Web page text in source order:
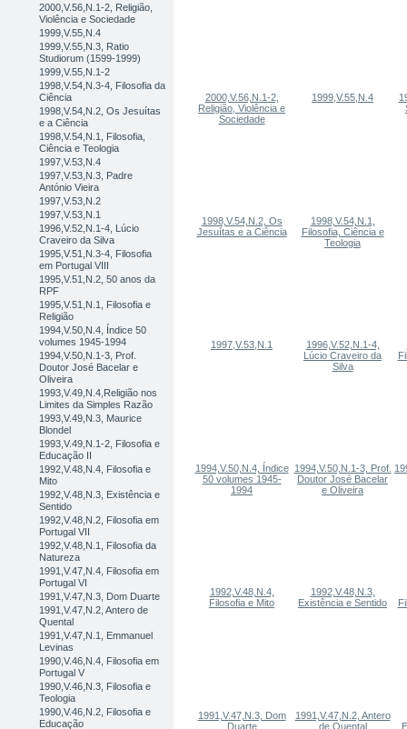
2000,V.56,N.1-2, Religião,
Violência e Sociedade
1999,V.55,N.4
1999,V.55,N.3, Ratio
Studiorum (1599-1999)
1999,V.55,N.1-2
1998,V.54,N.3-4, Filosofia da
Ciência
1998,V.54,N.2, Os Jesuítas
e a Ciência
1998,V.54,N.1, Filosofia,
Ciência e Teologia
1997,V.53,N.4
1997,V.53,N.3, Padre
António Vieira
1997,V.53,N.2
1997,V.53,N.1
1996,V.52,N.1-4, Lúcio
Craveiro da Silva
1995,V.51,N.3-4, Filosofia
em Portugal VIII
1995,V.51,N.2, 50 anos da
RPF
1995,V.51,N.1, Filosofia e
Religião
1994,V.50,N.4, Índice 50
volumes 1945-1994
1994,V.50,N.1-3, Prof.
Doutor José Bacelar e
Oliveira
1993,V.49,N.4,Religião nos
Limites da Simples Razão
1993,V.49,N.3, Maurice
Blondel
1993,V.49,N.1-2, Filosofia e
Educação II
1992,V.48,N.4, Filosofia e
Mito
1992,V.48,N.3, Existência e
Sentido
1992,V.48,N.2, Filosofia em
Portugal VII
1992,V.48,N.1, Filosofia da
Natureza
1991,V.47,N.4, Filosofia em
Portugal VI
1991,V.47,N.3, Dom Duarte
1991,V.47,N.2, Antero de
Quental
1991,V.47,N.1, Emmanuel
Levinas
1990,V.46,N.4, Filosofia em
Portugal V
1990,V.46,N.3, Filosofia e
Teologia
1990,V.46,N.2, Filosofia e
Educação
2000,V.56,N.1-2,
Religião, Violência e
Sociedade
1999,V.55,N.4
1998,V.54,N.2, Os
Jesuítas e a Ciência
1998,V.54,N.1,
Filosofia, Ciência e
Teologia
1997,V.53,N.1
1996,V.52,N.1-4,
Lúcio Craveiro da
Silva
1994,V.50,N.4, Índice
50 volumes 1945-
1994
1994,V.50,N.1-3, Prof.
Doutor José Bacelar
e Oliveira
1992,V.48,N.4,
Filosofia e Mito
1992,V.48,N.3,
Existência e Sentido
1991,V.47,N.3, Dom
Duarte
1991,V.47,N.2, Antero
de Quental